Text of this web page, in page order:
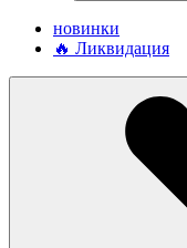
новинки
🔥 Ликвидация